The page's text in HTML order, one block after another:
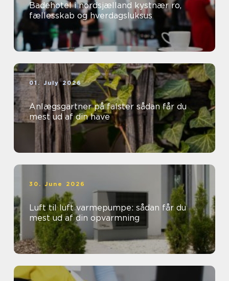
Badehotel i nordsjælland kystnær ro,
fællesskab og hverdagsluksus
01. July 2026
Anlægsgartner på falster sådan får du
mest ud af din have
30. June 2026
Luft til luft varmepumpe: sådan får du
mest ud af din opvarmning